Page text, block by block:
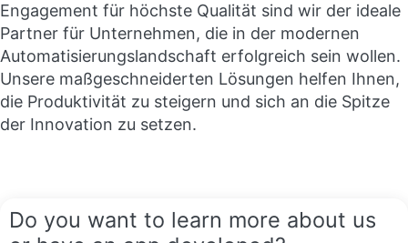
Do you want to learn more about us
Engagement für höchste Qualität sind wir der ideale
Partner für Unternehmen, die in der modernen
Automatisierungslandschaft erfolgreich sein wollen.
Unsere maßgeschneiderten Lösungen helfen Ihnen,
die Produktivität zu steigern und sich an die Spitze
der Innovation zu setzen.